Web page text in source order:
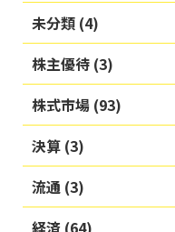
未分類 (4)
株主優待 (3)
株式市場 (93)
決算 (3)
流通 (3)